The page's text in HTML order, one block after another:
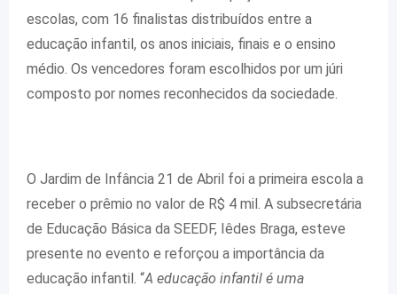
escolas, com 16 finalistas distribuídos entre a
educação infantil, os anos iniciais, finais e o ensino
médio. Os vencedores foram escolhidos por um júri
composto por nomes reconhecidos da sociedade.
O Jardim de Infância 21 de Abril foi a primeira escola a
receber o prêmio no valor de R$ 4 mil. A subsecretária
de Educação Básica da SEEDF, Iêdes Braga, esteve
presente no evento e reforçou a importância da
educação infantil. “A educação infantil é uma